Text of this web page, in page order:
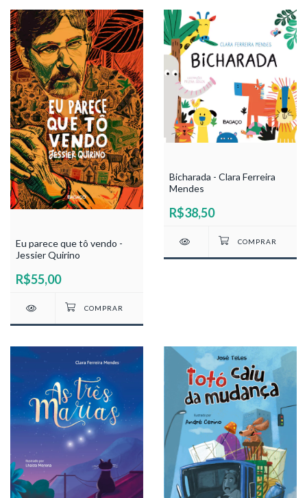
Eu parece que tô vendo -
Jessier Quirino
R$55,00
Bicharada - Clara Ferreira
Mendes
R$38,50